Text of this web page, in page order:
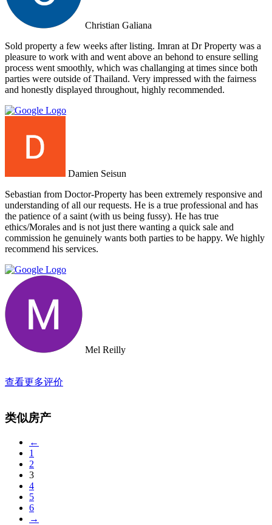
Christian Galiana
Sold property a few weeks after listing. Imran at Dr Property was a
pleasure to work with and went above an behond to ensure selling
process went smoothly, which was challanging at times since both
parties were outside of Thailand. Very impressed with the fairness
and honestly displayed throughout, highly recommended.
Damien Seisun
Sebastian from Doctor-Property has been extremely responsive and
understanding of all our requests. He is a true professional and has
the patience of a saint (with us being fussy). He has true
ethics/Morales and is not just there wanting a quick sale and
commission he genuinely wants both parties to be happy. We highly
recommend his services.
Mel Reilly
查看更多评价
类似房产
←
1
2
3
4
5
6
→